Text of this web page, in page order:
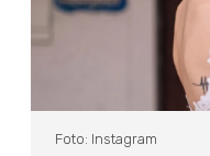
Foto: Instagram